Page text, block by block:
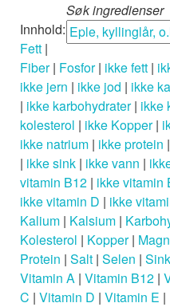
Søk ingredienser
Innhold:
Fett |
Fiber| Fosfor| ikke fett |
ikke jern | ikke jod | ikke
| ikke karbohydrater| ikke
kolesterol | ikke Kopper|
ikke natrium | ikke protein |
| ikke sink | ikke vann |
vitamin B12 | ikke vitamin
ikke vitamin D | ikke
Kalium | Kalsium |
Kolesterol | Kopper|
Protein | Salt | Selen | Sink
Vitamin A | Vitamin B12 |
C | Vitamin D | Vitamin E |